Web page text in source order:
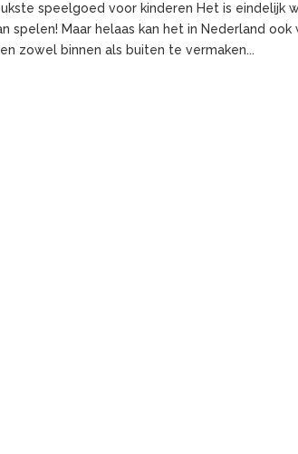
speelgoed voor kinderen Het is eindelijk
spelen! Maar helaas kan het in Nederland
zowel binnen als buiten te vermaken...